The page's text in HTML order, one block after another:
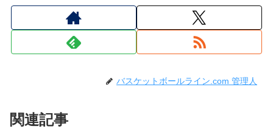
バスケットボールライン.com 管理人
関連記事